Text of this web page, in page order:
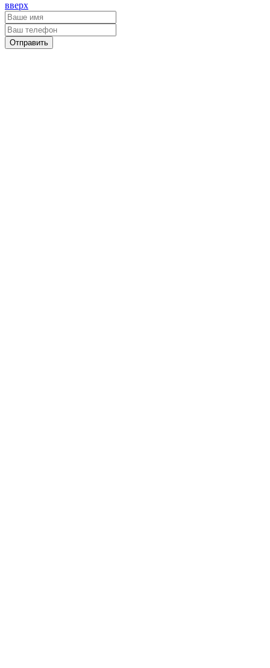
вверх